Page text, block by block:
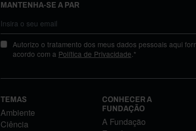
MANTENHA-SE A PAR
Autorizo o tratamento dos meus dados pessoais aqui
acordo com a Política de Privacidade.*
TEMAS
Ambiente
Ciência
CONHECER A
FUNDAÇÃO
A Fundação